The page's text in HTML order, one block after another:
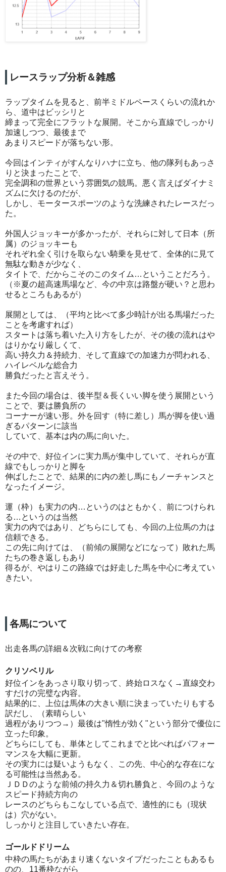
レースラップ分析＆雑感
ラップタイムを見ると、前半ミドルペースくらいの流れか
ら、道中はビッシリと
締まって完全にフラットな展開。そこから直線でしっかり
加速しつつ、最後まで
あまりスピードが落ちない形。
今回はインティがすんなりハナに立ち、他の隊列もあっさ
りと決まったことで、
完全調和の世界という雰囲気の競馬。悪く言えばダイナミ
ズムに欠けるのだが、
しかし、モータースポーツのような洗練されたレースだっ
た。
外国人ジョッキーが多かったが、それらに対して日本（所
属）のジョッキーも
それぞれ全く引けを取らない騎乗を見せて、全体的に見て
無駄な動きが少なく、
タイトで、だからこそのこのタイム…ということだろう。
（※夏の超高速馬場など、今の中京は路盤が硬い？と思わ
せるところもあるが）
展開としては、（平均と比べて多少時計が出る馬場だった
ことを考慮すれば）
スタートは落ち着いた入り方をしたが、その後の流れはや
はりかなり厳しくて、
高い持久力＆持続力、そして直線での加速力が問われる、
ハイレベルな総合力
勝負だったと言えそう。
また今回の場合は、後半型＆長くいい脚を使う展開という
ことで、要は勝負所の
コーナーが速い形。外を回す（特に差し）馬が脚を使い過
ぎるパターンに該当
していて、基本は内の馬に向いた。
その中で、好位インに実力馬が集中していて、それらが直
線でもしっかりと脚を
伸ばしたことで、結果的に内の差し馬にもノーチャンスと
なったイメージ。
運（枠）も実力の内…というのはともかく、前につけられ
る…というのは当然
実力の内ではあり、どちらにしても、今回の上位馬の力は
信頼できる。
この先に向けては、（前傾の展開などになって）敗れた馬
たちの巻き返しもあり
得るが、やはりこの路線では好走した馬を中心に考えてい
きたい。
各馬について
出走各馬の詳細＆次戦に向けての考察
クリソベリル
好位インをあっさり取り切って、終始ロスなく→直線交わ
すだけの完璧な内容。
結果的に、上位は馬体の大きい順に決まっていたりもする
訳だし、（素晴らしい
過程がありつつ→）最後は"惰性が効く"という部分で優位に
立った印象。
どちらにしても、単体としてこれまでと比べればパフォー
マンスを大幅に更新。
その実力には疑いようもなく、この先、中心的な存在にな
る可能性は当然ある。
ＪＤＤのような前傾の持久力＆切れ勝負と、今回のような
スピード持続方向の
レースのどちらもこなしている点で、適性的にも（現状
は）穴がない。
しっかりと注目していきたい存在。
ゴールドドリーム
中枠の馬たちがあまり速くないタイプだったこともあるも
のの、11番枠ながら